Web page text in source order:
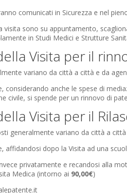
comunicati in Sicurezza e nel
visita sono su appuntamento,
in Studi Medici e Strutture
Visita per il
variano da città a città e da
considerando anche le spese di
civile, si spende per un rinnovo di
Visita per il
generalmente variano da città a
affidandosi dopo la Visita ad una
privatamente e recandosi alla
Medica (intorno ai 90,00€)